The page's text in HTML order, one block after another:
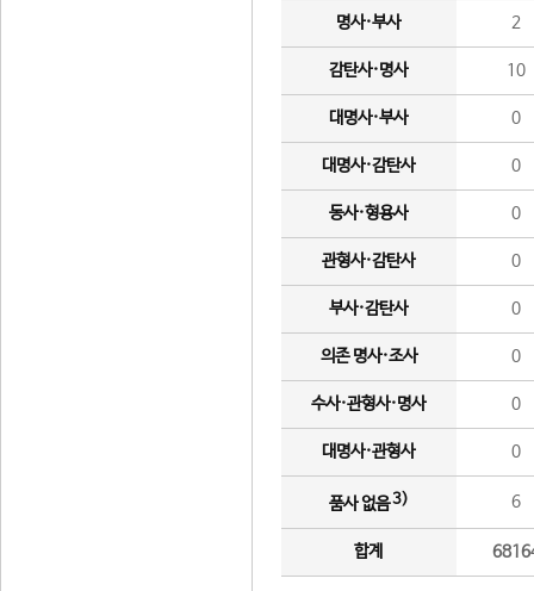
명사·부사 2
감탄사·명사 10
대명사·부사 0
대명사·감탄사 0
동사·형용사 0
관형사·감탄사 0
부사·감탄사 0
의존 명사·조사 0
수사·관형사·명사 0
대명사·관형사 0
품사 없음3) 6
합계